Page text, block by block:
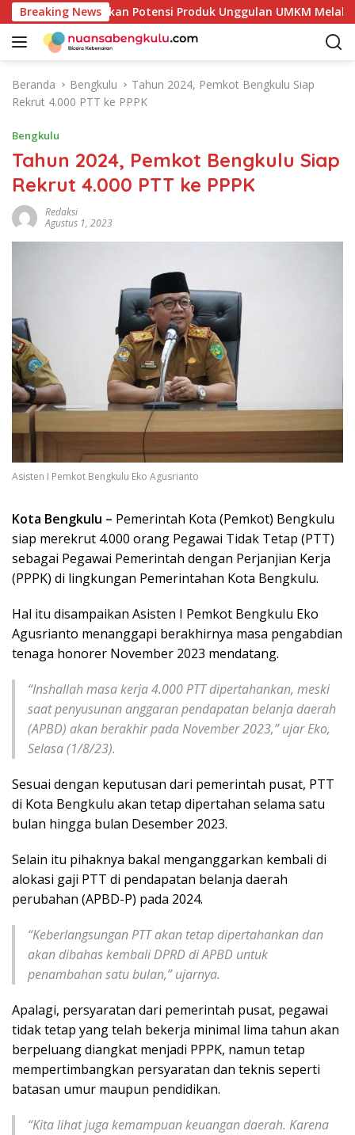
a
Breaking News
Mulai Petakan Potensi Produk Unggulan UMKM Melalui
Beranda Bengkulu
Tahun 2024, Pemkot Bengkulu Siap
Rekrut 4.000 PTT ke PPPK
Bengkulu
Tahun 2024, Pemkot Bengkulu Siap
Rekrut 4.000 PTT ke PPPK
Redaksi
Agustus 1, 2023
Asisten I Pemkot Bengkulu Eko Agusrianto
Kota Bengkulu – Pemerintah Kota (Pemkot) Bengkulu
siap merekrut 4.000 orang Pegawai Tidak Tetap (PTT)
sebagai Pegawai Pemerintah dengan Perjanjian Kerja
(PPPK) di lingkungan Pemerintahan Kota Bengkulu.
Hal itu disampaikan Asisten I Pemkot Bengkulu Eko
Agusrianto menanggapi berakhirnya masa pengabdian
tenaga honorer November 2023 mendatang.
“Inshallah masa kerja 4.000 PTT dipertahankan, meski
saat penyusunan anggaran pendapatan belanja daerah
(APBD) akan berakhir pada November 2023,” ujar Eko,
Selasa (1/8/23).
Sesuai dengan keputusan dari pemerintah pusat, PTT
di Kota Bengkulu akan tetap dipertahan selama satu
bulan hingga bulan Desember 2023.
Selain itu pihaknya bakal menganggarkan kembali di
alokasi gaji PTT di pendapatan belanja daerah
perubahan (APBD-P) pada 2024.
“Keberlangsungan PTT akan tetap dipertahankan dan
akan dibahas kembali DPRD di APBD untuk
penambahan satu bulan,” ujarnya.
Apalagi, persyaratan dari pemerintah pusat, pegawai
tidak tetap yang telah bekerja minimal lima tahun akan
berpeluang diangkat menjadi PPPK, namun tetap
mempertimbangkan persyaratan dan teknis seperti
batasan umur maupun pendidikan.
“Kita lihat juga kemampuan keuangan daerah. Karena